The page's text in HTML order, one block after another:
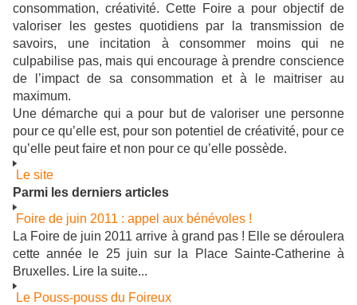
consommation, créativité. Cette Foire a pour objectif de
valoriser les gestes quotidiens par la transmission de
savoirs, une incitation à consommer moins qui ne
culpabilise pas, mais qui encourage à prendre conscience
de l’impact de sa consommation et à le maitriser au
maximum.
Une démarche qui a pour but de valoriser une personne
pour ce qu’elle est, pour son potentiel de créativité, pour ce
qu’elle peut faire et non pour ce qu’elle possède.
Le site
Parmi les derniers articles
Foire de juin 2011 : appel aux bénévoles !
La Foire de juin 2011 arrive à grand pas ! Elle se déroulera
cette année le 25 juin sur la Place Sainte-Catherine à
Bruxelles. Lire la suite...
Le Pouss-pouss du Foireux